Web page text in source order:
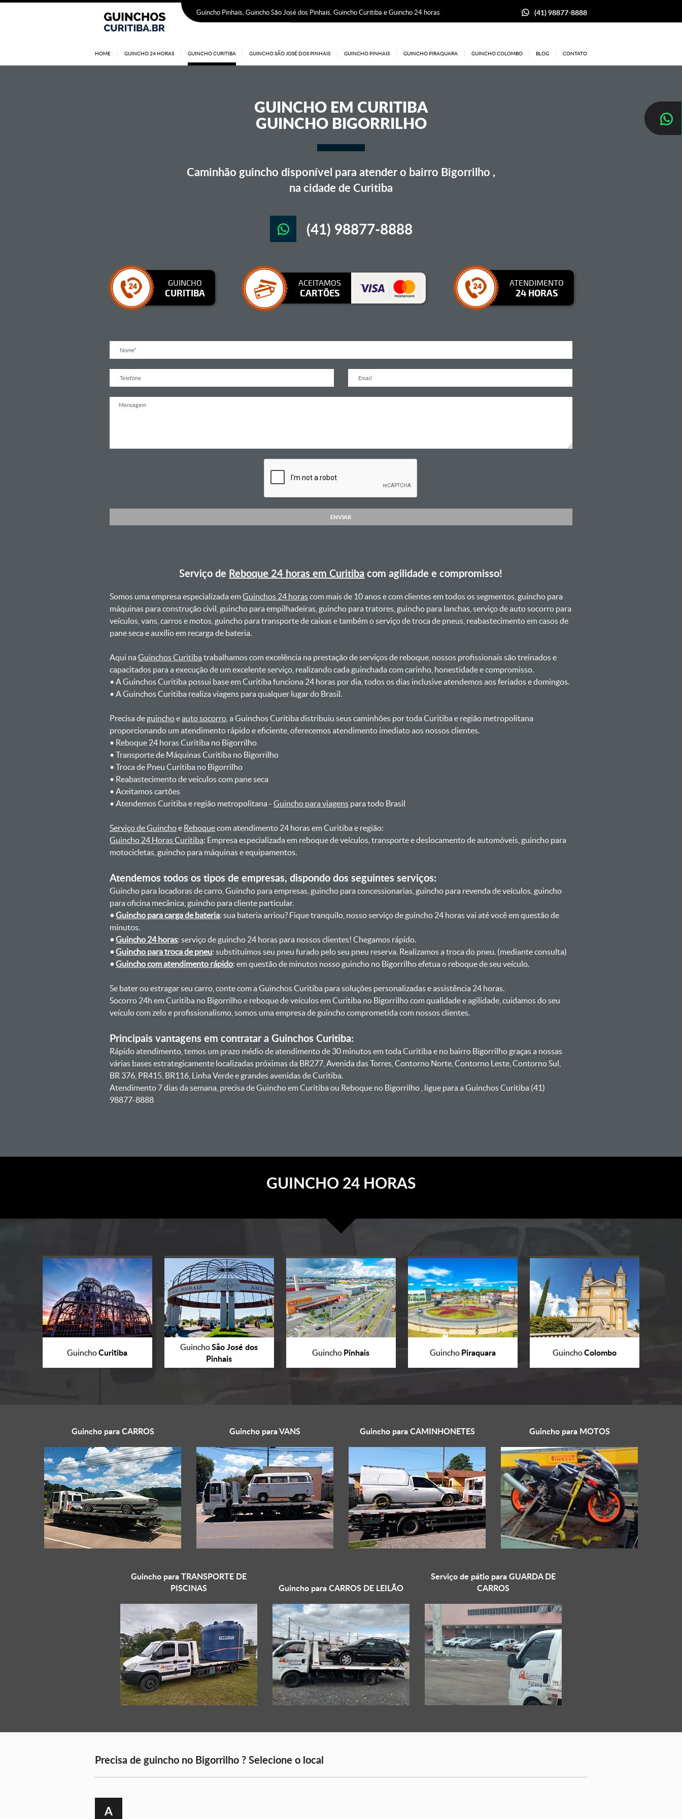
Guincho Pinhais, Guincho São José dos Pinhais, Guincho Curitiba e Guincho 24 horas (41) 98877-8888
HOME GUINCHO 24 HORAS GUINCHO CURITIBA GUINCHO SÃO JOSÉ DOS PINHAIS GUINCHO PINHAIS GUINCHO PIRAQUARA GUINCHO COLOMBO BLOG CONTATO
GUINCHO EM CURITIBA
GUINCHO BIGORRILHO
Caminhão guincho disponível para atender o bairro Bigorrilho ,
na cidade de Curitiba
(41) 98877-8888
GUINCHO
CURITIBA
ACEITAMOS
CARTÕES
ATENDIMENTO
24 HORAS
ENVIAR
Serviço de Reboque 24 horas em Curitiba com agilidade e compromisso!
Somos uma empresa especializada emGuinchos 24 horascom mais de 10 anos e com clientes em todos os segmentos, guincho para
máquinas para construção civil, guincho para empilhadeiras, guincho para tratores, guincho para lanchas, serviço de auto socorro para
veículos, vans, carros e motos, guincho para transporte de caixas e também o serviço de troca de pneus, reabastecimento em casos de
pane seca e auxílio em recarga de bateria. ㅤㅤ
Aqui naGuinchos Curitiba trabalhamos com excelência na prestação de serviços de reboque, nossos profissionais são treinados e
capacitados para a execução de um excelente serviço, realizando cada guinchada com carinho, honestidade e compromisso.
ㅤㅤ• A Guinchos Curitiba possui base em Curitiba funciona 24 horas por dia, todos os dias inclusive atendemos aos feriados e domingos.
ㅤㅤ• A Guinchos Curitiba realiza viagens para qualquer lugar do Brasil.
Precisa de guinchoeauto socorro , a Guinchos Curitiba distribuiu seus caminhões por toda Curitiba e região metropolitana
proporcionando um atendimento rápido e eficiente, oferecemos atendimento imediato aos nossos clientes.
ㅤㅤ• Reboque 24 horas Curitiba no Bigorrilho
ㅤㅤ• Transporte de Máquinas Curitiba no Bigorrilho
ㅤㅤ• Troca de Pneu Curitiba no Bigorrilho
ㅤㅤ• Reabastecimento de veículos com pane seca
ㅤㅤ• Aceitamos cartões
ㅤㅤ• Atendemos Curitiba e região metropolitana -Guincho para viagens para todo Brasil
Serviço de Guinchoe Reboquecom atendimento 24 horas em Curitiba e região:
Guincho 24 Horas Curitiba: Empresa especializada em reboque de veículos, transporte e deslocamento de automóveis, guincho para
motocicletas, guincho para máquinas e equipamentos.
Atendemos todos os tipos de empresas, dispondo dos seguintes serviços:
Guincho para locadoras de carro, Guincho para empresas, guincho para concessionarias, guincho para revenda de veículos, guincho
para oficina mecânica, guincho para cliente particular.
•Guincho para carga de bateria: sua bateria arriou? Fique tranquilo, nosso serviço de guincho 24 horas vai até você em questão de
minutos.
•Guincho 24 horas: serviço de guincho 24 horas para nossos clientes! Chegamos rápido.
•Guincho para troca de pneu: substituímos seu pneu furado pelo seu pneu reserva. Realizamos a troca do pneu. (mediante consulta)
•Guincho com atendimento rápido: em questão de minutos nosso guincho no Bigorrilho efetua o reboque de seu veículo.
Se bater ou estragar seu carro, conte com a Guinchos Curitiba para soluções personalizadas e assistência 24 horas.
Socorro 24h em Curitiba no Bigorrilho e reboque de veículos em Curitiba no Bigorrilho com qualidade e agilidade, cuidamos do seu
veículo com zelo e profissionalismo, somos uma empresa de guincho comprometida com nossos clientes.
Principais vantagens em contratar a Guinchos Curitiba:
Rápido atendimento, temos um prazo médio de atendimento de 30 minutos em toda Curitiba e no bairro Bigorrilho graças a nossas
várias bases estrategicamente localizadas próximas da BR277, Avenida das Torres, Contorno Norte, Contorno Leste, Contorno Sul,
BR 376, PR415, BR116, Linha Verde e grandes avenidas de Curitiba.
Atendimento 7 dias da semana, precisa de Guincho em Curitiba ou Reboque no Bigorrilho , ligue para a Guinchos Curitiba (41)
98877-8888
GUINCHO 24 HORAS
GuinchoCuritiba GuinchoSão José dos
Pinhais
Guincho Pinhais Guincho Piraquara GuinchoColombo
Guincho paraCARROS Guincho paraVANS Guincho paraCAMINHONETES Guincho para MOTOS
Guincho paraTRANSPORTE DE
PISCINAS
Guincho paraCARROS DE LEILÃO
Serviço de pátio paraGUARDA DE
CARROS
Precisa de guincho no Bigorrilho ? Selecione o local
A